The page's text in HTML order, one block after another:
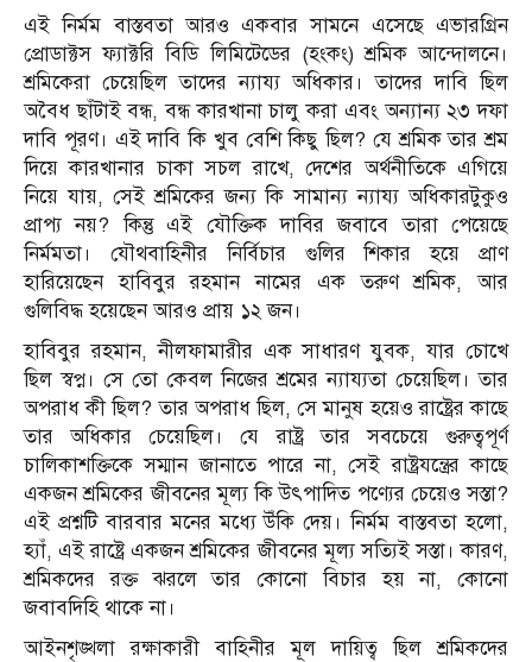
এই নির্মম বাস্তবতা আরও একবার সামনে এসেছে এভারগ্রিন
প্রোডাক্টস ফ্যাক্টরি বিডি লিমিটেডের (হংকং) শ্রমিক আন্দোলনে।
শ্রমিকেরা চেয়েছিল তাদের ন্যায্য অধিকার। তাদের দাবি ছিল
অবৈধ ছাঁটাই বন্ধ, বন্ধ কারখানা চালু করা এবং অন্যান্য ২৩ দফা
দাবি পূরণ। এই দাবি কি খুব বেশি কিছু ছিল? যে শ্রমিক তার শ্রম
দিয়ে কারখানার চাকা সচল রাখে, দেশের অর্থনীতিকে এগিয়ে
নিয়ে যায়, সেই শ্রমিকের জন্য কি সামান্য ন্যায্য অধিকারটুকুও
প্রাপ্য নয়? কিন্তু এই যৌক্তিক দাবির জবাবে তারা পেয়েছে
নির্মমতা। যৌথবাহিনীর নির্বিচার গুলির শিকার হয়ে প্রাণ
হারিয়েছেন হাবিবুর রহমান নামের এক তরুণ শ্রমিক, আর
গুলিবিদ্ধ হয়েছেন আরও প্রায় ১২ জন।
হাবিবুর রহমান, নীলফামারীর এক সাধারণ যুবক, যার চোখে
ছিল স্বপ্ন। সে তো কেবল নিজের শ্রমের ন্যায্যতা চেয়েছিল। তার
অপরাধ কী ছিল? তার অপরাধ ছিল, সে মানুষ হয়েও রাষ্ট্রের কাছে
তার অধিকার চেয়েছিল। যে রাষ্ট্র তার সবচেয়ে গুরুত্বপূর্ণ
চালিকাশক্তিকে সম্মান জানাতে পারে না, সেই রাষ্ট্রযন্ত্রের কাছে
একজন শ্রমিকের জীবনের মূল্য কি উৎপাদিত পণ্যের চেয়েও সস্তা?
এই প্রশ্নটি বারবার মনের মধ্যে উঁকি দেয়। নির্মম বাস্তবতা হলো,
হ্যাঁ, এই রাষ্ট্রে একজন শ্রমিকের জীবনের মূল্য সত্যিই সস্তা। কারণ,
শ্রমিকদের রক্ত ঝরলে তার কোনো বিচার হয় না, কোনো
জবাবদিহি থাকে না।
আইনশৃঙ্খলা রক্ষাকারী বাহিনীর মূল দায়িত্ব ছিল শ্রমিকদের